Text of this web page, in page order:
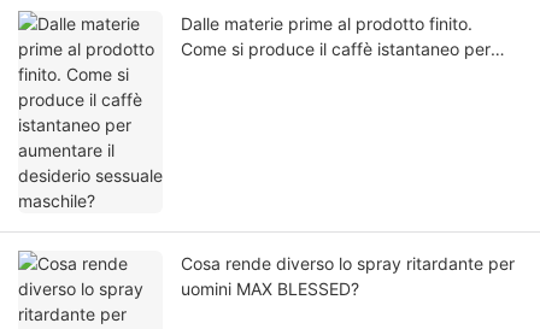
Dalle materie prime al prodotto finito.
Come si produce il caffè istantaneo per
Cosa rende diverso lo spray ritardante per
uomini MAX BLESSED?